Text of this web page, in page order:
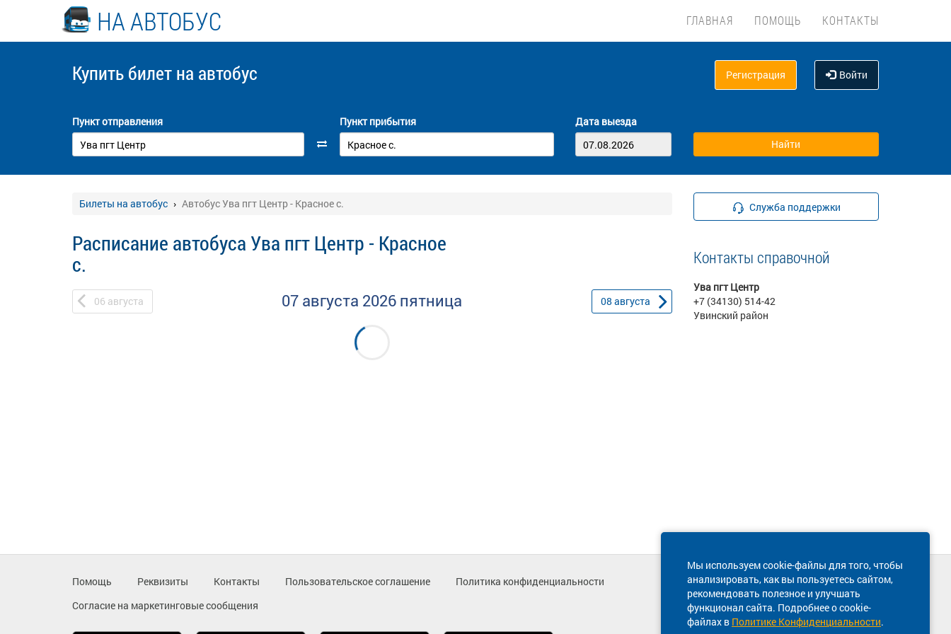
НА АВТОБУС ГЛАВНАЯ ПОМОЩЬ КОНТАКТЫ
Купить билет на автобус Регистрация Войти
Пункт отправления Пункт прибытия Дата выезда
Билеты на автобус Автобус Ува пгт Центр - Красное с.
Расписание автобуса Ува пгт Центр - Красное
с.
06 августа 07 августа 2026 пятница 08 августа
Служба поддержки
Контакты справочной
Ува пгт Центр
+7 (34130) 514-42
Увинский район
Мы используем cookie-файлы для того, чтобы
анализировать, как вы пользуетесь сайтом,
рекомендовать полезное и улучшать
функционал сайта. Подробнее о cookie-
файлах в Политике Конфиденциальности.
Помощь Реквизиты Контакты Пользовательское соглашение
Политика конфиденциальности
Согласие на маркетинговые сообщения
Техническая поддержка сайта
8 800 600-03-38